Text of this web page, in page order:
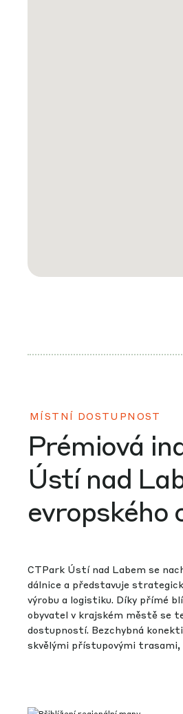
MÍSTNÍ DOSTUPNOST
Prémiová
Ústí nad
evropského
CTPark Ústí nad Labem se
dálnice a představuje
výrobu a logistiku. Díky přímé
obyvatel v krajském městě se
dostupností. Bezchybná
skvělými přístupovými